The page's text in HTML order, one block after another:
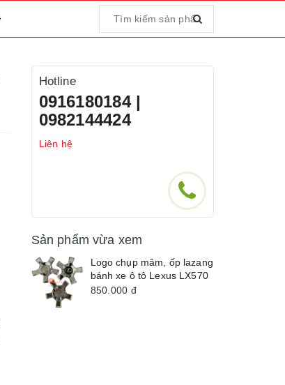
Hotline
0916180184 |
0982144424
Liên hệ
Sản phẩm vừa xem
Logo chụp mâm, ốp lazang
bánh xe ô tô Lexus LX570
850.000 đ